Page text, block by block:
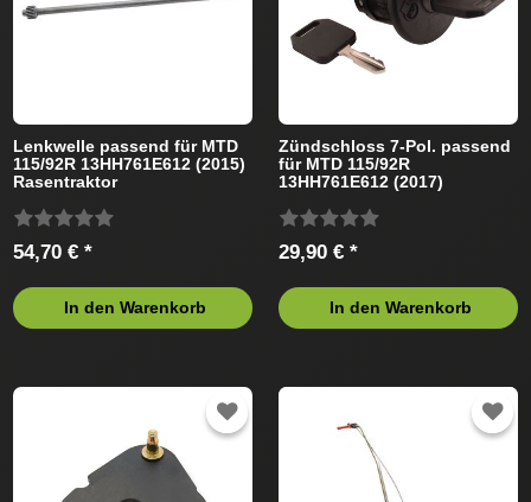
Lenkwelle passend für MTD
115/92R 13HH761E612 (2015)
Rasentraktor
54,70 € *
In den Warenkorb
Zündschloss 7-Pol. passend
für MTD 115/92R
13HH761E612 (2017)
29,90 € *
In den Warenkorb